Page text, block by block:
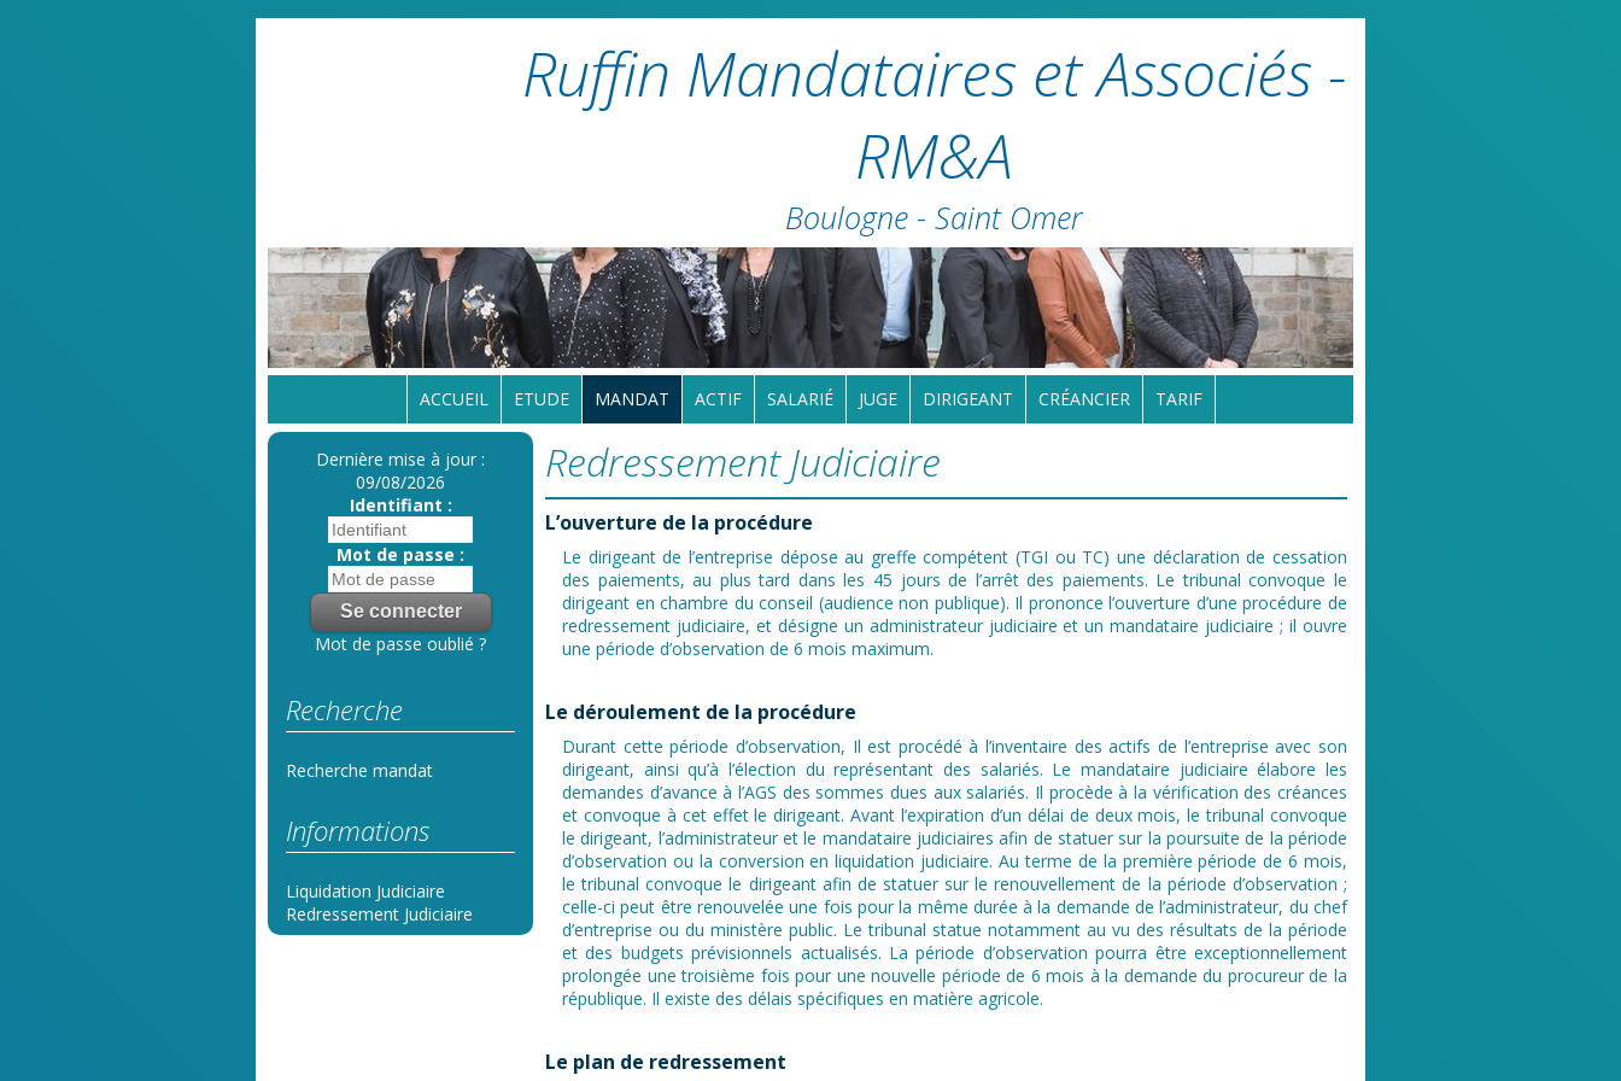
Ruffin Mandataires et Associés -
RM&A
Boulogne - Saint Omer
ACCUEIL ETUDE MANDAT ACTIF SALARIÉ JUGE DIRIGEANT CRÉANCIER TARIF
Dernière mise à jour :
09/08/2026
Identifiant :
Mot de passe :
Mot de passe oublié ?
Recherche
Recherche mandat
Informations
Liquidation Judiciaire
Redressement Judiciaire
Redressement Judiciaire
L’ouverture de la procédure
Le dirigeant de l’entreprise dépose au greffe compétent (TGI ou TC) une déclaration de cessation
des paiements, au plus tard dans les 45 jours de l’arrêt des paiements. Le tribunal convoque le
dirigeant en chambre du conseil (audience non publique). Il prononce l’ouverture d’une procédure de
redressement judiciaire, et désigne un administrateur judiciaire et un mandataire judiciaire ; il ouvre
une période d’observation de 6 mois maximum.
Le déroulement de la procédure
Durant cette période d’observation, Il est procédé à l’inventaire des actifs de l’entreprise avec son
dirigeant, ainsi qu’à l’élection du représentant des salariés. Le mandataire judiciaire élabore les
demandes d’avance à l’AGS des sommes dues aux salariés. Il procède à la vérification des créances
et convoque à cet effet le dirigeant. Avant l’expiration d’un délai de deux mois, le tribunal convoque
le dirigeant, l’administrateur et le mandataire judiciaires afin de statuer sur la poursuite de la période
d’observation ou la conversion en liquidation judiciaire. Au terme de la première période de 6 mois,
le tribunal convoque le dirigeant afin de statuer sur le renouvellement de la période d’observation ;
celle-ci peut être renouvelée une fois pour la même durée à la demande de l’administrateur, du chef
d’entreprise ou du ministère public. Le tribunal statue notamment au vu des résultats de la période
et des budgets prévisionnels actualisés. La période d’observation pourra être exceptionnellement
prolongée une troisième fois pour une nouvelle période de 6 mois à la demande du procureur de la
république. Il existe des délais spécifiques en matière agricole.
Le plan de redressement